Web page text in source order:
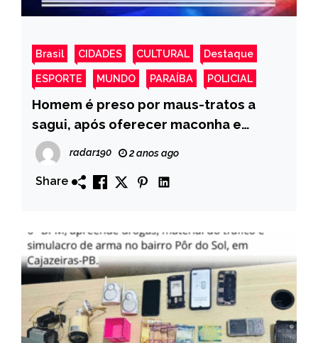
Brasil CIDADES CULTURAL Destaque
ESPORTE MUNDO PARAÍBA POLICIAL
Homem é preso por maus-tratos a
sagui, após oferecer maconha e
bebida alcoólica ao animal
radar190 2 anos ago
Share